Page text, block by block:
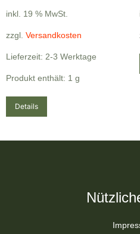
inkl. 19 % MwSt.
zzgl. Versandkosten
Lieferzeit: 2-3 Werktage
Produkt enthält: 1 g
Details